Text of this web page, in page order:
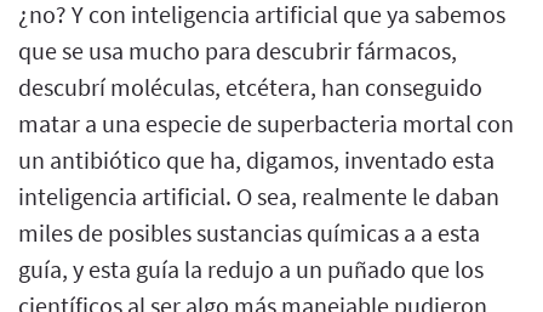
¿no? Y con inteligencia artificial que ya sabemos
que se usa mucho para descubrir fármacos,
descubrí moléculas, etcétera, han conseguido
matar a una especie de superbacteria mortal con
un antibiótico que ha, digamos, inventado esta
inteligencia artificial. O sea, realmente le daban
miles de posibles sustancias químicas a a esta
guía, y esta guía la redujo a un puñado que los
científicos al ser algo más manejable pudieron